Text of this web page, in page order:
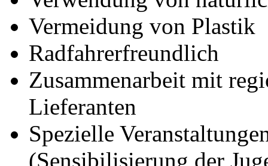
Vermeidung von Plastik
Radfahrerfreundlich
Zusammenarbeit mit
Lieferanten
Spezielle
(Sensibilisierung der